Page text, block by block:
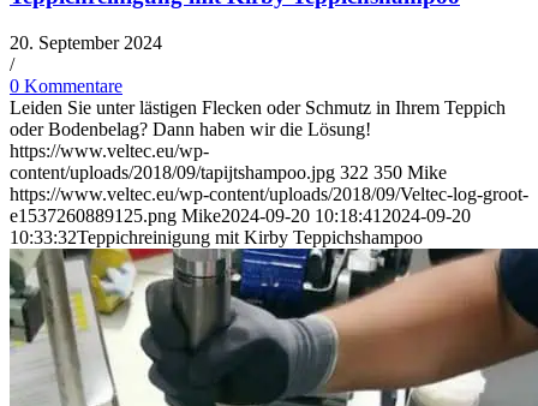
20. September 2024
/
0 Kommentare
Leiden Sie unter lästigen Flecken oder Schmutz in Ihrem Teppich
oder Bodenbelag? Dann haben wir die Lösung!
https://www.veltec.eu/wp-
content/uploads/2018/09/tapijtshampoo.jpg 322 350 Mike
https://www.veltec.eu/wp-content/uploads/2018/09/Veltec-log-groot-
e1537260889125.png Mike2024-09-20 10:18:41 2024-09-20
10:33:32Teppichreinigung mit Kirby Teppichshampoo